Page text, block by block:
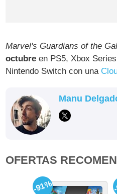
Marvel's Guardians of the
octubre en PS5, Xbox
Nintendo Switch con una
Manu
OFERTAS
-91%